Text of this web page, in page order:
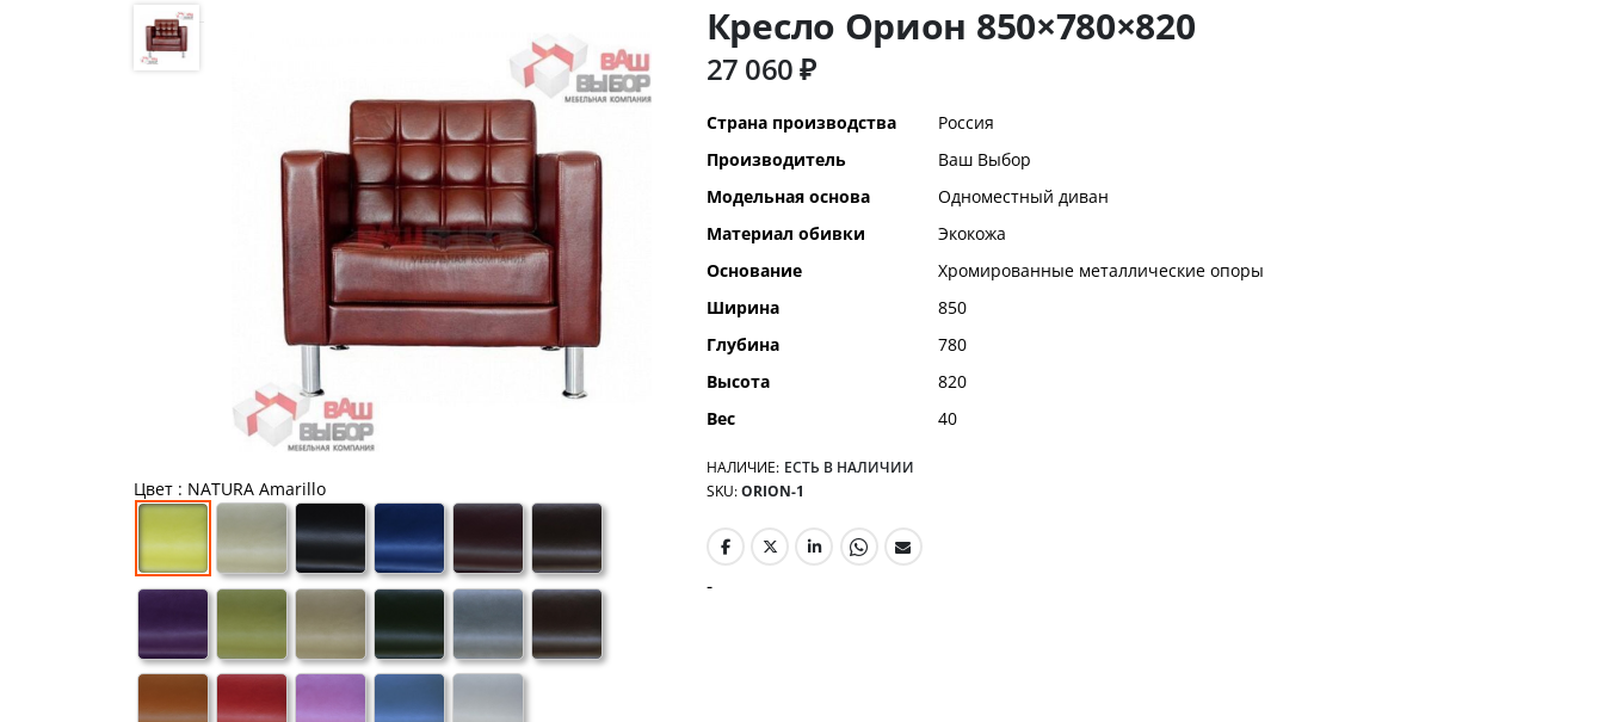
Пропустить
перейти
Цвет : NATURA Amarillo
Кресло Орион 850×780×820
27 060 ₽
Дополнительная
информация
Страна производства
Россия
Производитель
Ваш Выбор
Модельная основа
Одноместный диван
Материал обивки
Экокожа
Основание
Хромированные металлические опоры
Ширина
850
Глубина
780
Высота
820
Вес
40
НАЛИЧИЕ: ЕСТЬ В НАЛИЧИИ
SKU ORION-1
-